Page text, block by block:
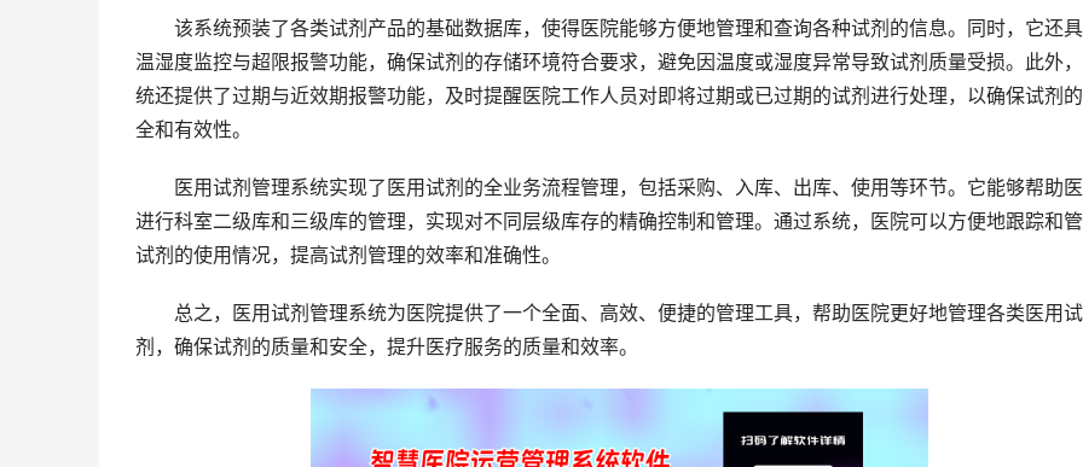
该系统预装了各类试剂产品的基础数据库，使得医院能够方便地管理和查询各种试剂的信息。同时，它还
温湿度监控与超限报警功能，确保试剂的存储环境符合要求，避免因温度或湿度异常导致试剂质量受损。此外
统还提供了过期与近效期报警功能，及时提醒医院工作人员对即将过期或已过期的试剂进行处理，以确保试剂
全和有效性。
医用试剂管理系统实现了医用试剂的全业务流程管理，包括采购、入库、出库、使用等环节。它能够帮助
进行科室二级库和三级库的管理，实现对不同层级库存的精确控制和管理。通过系统，医院可以方便地跟踪和
试剂的使用情况，提高试剂管理的效率和准确性。
总之，医用试剂管理系统为医院提供了一个全面、高效、便捷的管理工具，帮助医院更好地管理各类医用试
剂，确保试剂的质量和安全，提升医疗服务的质量和效率。